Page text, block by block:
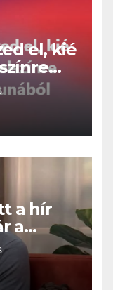
el, kié
a hír
a